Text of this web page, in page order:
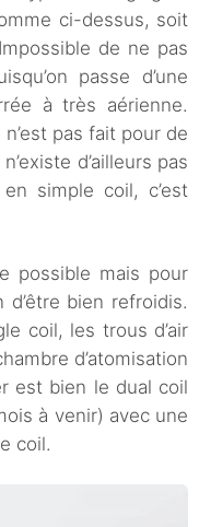
ci-dessus, soit
de ne pas
passe d’une
à très aérienne.
n’est pas fait pour de
d’ailleurs pas
simple coil, c’est
possible mais pour
d’être bien refroidis.
coil, les trous d’air
d’atomisation
est bien le dual coil
à venir) avec une
coil.